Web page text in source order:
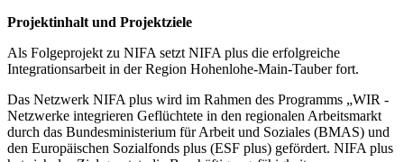
Projektinhalt und Projektziele
Als Folgeprojekt zu NIFA setzt NIFA plus die erfolgreiche
Integrationsarbeit in der Region Hohenlohe-Main-Tauber fort.
Das Netzwerk NIFA plus wird im Rahmen des Programms „WIR -
Netzwerke integrieren Geflüchtete in den regionalen Arbeitsmarkt
durch das Bundesministerium für Arbeit und Soziales (BMAS) und
den Europäischen Sozialfonds plus (ESF plus) gefördert. NIFA plus